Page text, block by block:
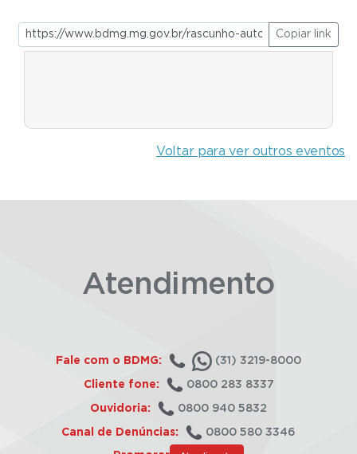
Copiar link
Voltar para ver outros eventos
Atendimento
Fale com o BDMG: (31) 3219-8000
Cliente fone: 0800 283 8337
Ouvidoria: 0800 940 5832
Canal de Denúncias: 0800 580 3346